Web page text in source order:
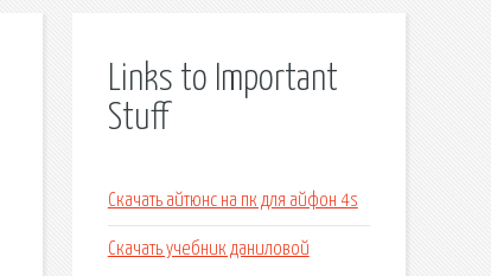
Links to Important
Stuff
Скачать айтюнс на пк для айфон 4s
Скачать учебник даниловой